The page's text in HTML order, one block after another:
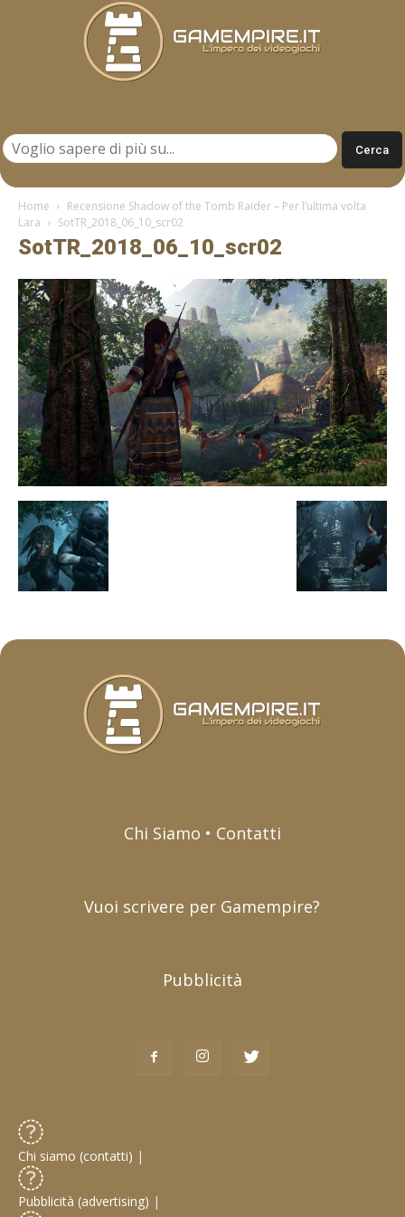
Home
Recensione Shadow of the Tomb Raider – Per l’ultima volta
Lara
SotTR_2018_06_10_scr02
SotTR_2018_06_10_scr02
Chi Siamo • Contatti
Vuoi scrivere per Gamempire?
Pubblicità
Chi siamo (contatti) |
Pubblicità (advertising) |